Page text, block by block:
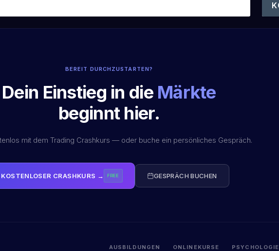
BEREIT DURCHZUSTARTEN?
Dein Einstieg in die Märkte
beginnt hier.
mit dem Trading Crashkurs — oder buche ein persönliches Gespräch.
KOSTENLOSER CRASHKURS → FREE GESPRÄCH BUCHEN
AUSBILDUNGEN ONLINEKURSE PSYCHOLOGIE